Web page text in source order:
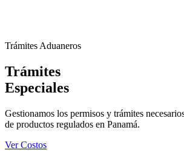
Trámites Aduaneros
Trámites
Especiales
Gestionamos los permisos y trámites
de productos regulados en Panamá.
Ver Costos